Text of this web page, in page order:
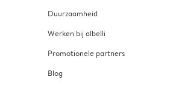
Duurzaamheid
Werken bij albelli
Promotionele partners
Blog